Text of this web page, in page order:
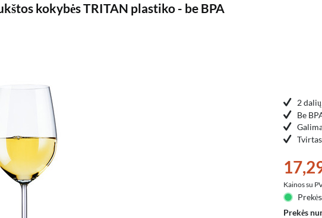
kokybės TRITAN plastiko - be BPA
2
Be
Tvirtas
Kainos su
Prekės